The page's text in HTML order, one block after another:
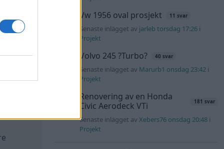
Vw 1956 oval prosjekt 11 svar
Senaste inlägget av jarleb torsdag 17:26 i
Projekt
Volvo 245 ?Turbo? 40 svar
Senaste inlägget av Marurb1 onsdag 23:42 i
Projekt
Renovering av en Honda
Civic Aerodeck VTi
181 svar
Senaste inlägget avXebers76 onsdag 20:48 i
Projekt